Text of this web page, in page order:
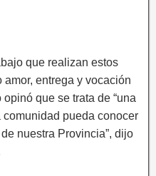
que realizan estos
entrega y vocación
que se trata de “una
pueda conocer
nuestra Provincia”, dijo